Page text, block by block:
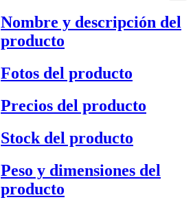
Nombre y descripción del
producto
Fotos del producto
Precios del producto
Stock del producto
Peso y dimensiones del
producto